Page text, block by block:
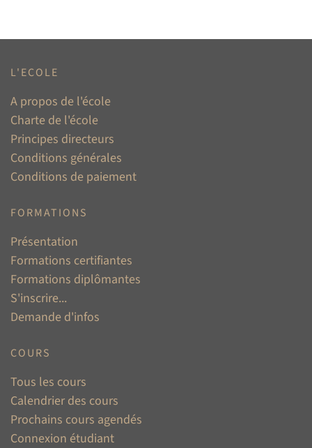
L'ECOLE
A propos de l'école
Charte de l'école
Principes directeurs
Conditions générales
Conditions de paiement
FORMATIONS
Présentation
Formations certifiantes
Formations diplômantes
S'inscrire...
Demande d'infos
COURS
Tous les cours
Calendrier des cours
Prochains cours agendés
Connexion étudiant